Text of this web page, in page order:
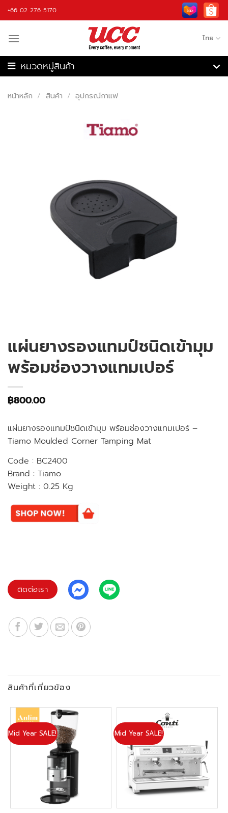
Skip
to
+66 02 276 5170
ไทย
เครื่องชงกาแฟอัตโนมัติ
กาแฟ
หน้าหลัก / สินค้า / อุปกรณ์กาแฟ
แผ่นยางรองแทมป์ชนิดเข้ามุม
พร้อมช่องวางแทมเปอร์
฿800.00
แผ่นยางรองแทมป์ชนิดเข้ามุม พร้อมช่องวางแทมเปอร์ –
Tiamo Moulded Corner Tamping Mat
Code : BC2400
Brand : Tiamo
Weight : 0.25 Kg
ติดต่อเรา
สินค้าที่เกี่ยวข้อง
Mid Year SALE! Mid Year SALE!